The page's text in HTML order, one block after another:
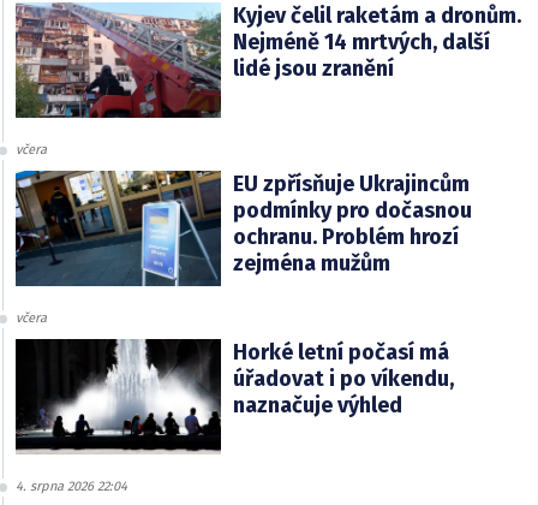
Kyjev čelil raketám a dronům.
Nejméně 14 mrtvých, další
lidé jsou zranění
včera
EU zpřísňuje Ukrajincům
podmínky pro dočasnou
ochranu. Problém hrozí
zejména mužům
včera
Horké letní počasí má
úřadovat i po víkendu,
naznačuje výhled
4. srpna 2026 22:04